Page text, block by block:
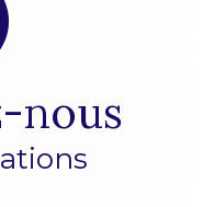
nous